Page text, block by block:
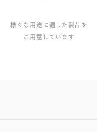
様々な用途に適した製品を
ご用意しています